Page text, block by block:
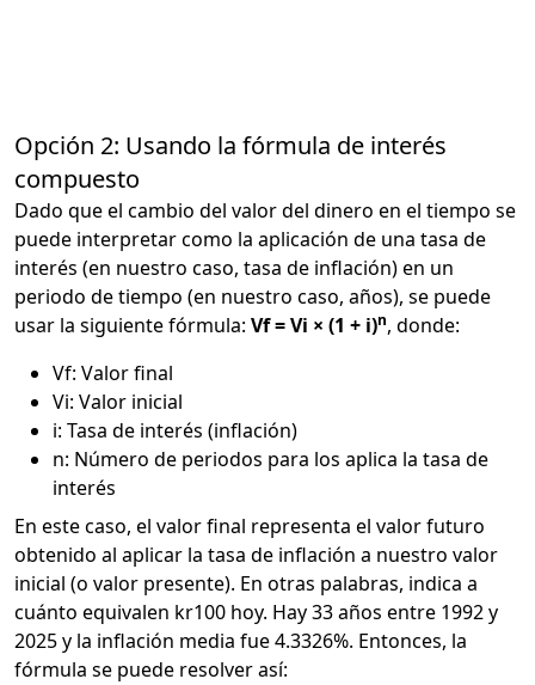
Opción 2: Usando la fórmula de interés
compuesto
Dado que el cambio del valor del dinero en el tiempo se
puede interpretar como la aplicación de una tasa de
interés (en nuestro caso, tasa de inflación) en un
periodo de tiempo (en nuestro caso, años), se puede
usar la siguiente fórmula: Vf = Vi × (1 + i)n, donde:
Vf: Valor final
Vi: Valor inicial
i: Tasa de interés (inflación)
n: Número de periodos para los aplica la tasa de
interés
En este caso, el valor final representa el valor futuro
obtenido al aplicar la tasa de inflación a nuestro valor
inicial (o valor presente). En otras palabras, indica a
cuánto equivalen kr100 hoy. Hay 33 años entre 1992 y
2025 y la inflación media fue 4.3326%. Entonces, la
fórmula se puede resolver así: